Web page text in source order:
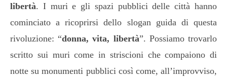
libertà. I muri e gli spazi pubblici delle città hanno
cominciato a ricoprirsi dello slogan guida di questa
rivoluzione: “donna, vita, libertà”. Possiamo trovarlo
scritto sui muri come in striscioni che compaiono di
notte su monumenti pubblici così come, all’improvviso,